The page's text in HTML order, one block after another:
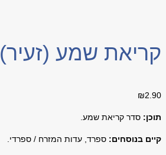
קריאת שמע (זעיר)
₪2.90
תוכן: סדר קריאת שמע.
קיים בנוסחים: ספרד, עדות המזרח / ספרדי.